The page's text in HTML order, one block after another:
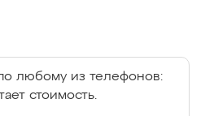
любому из телефонов:
стоимость.